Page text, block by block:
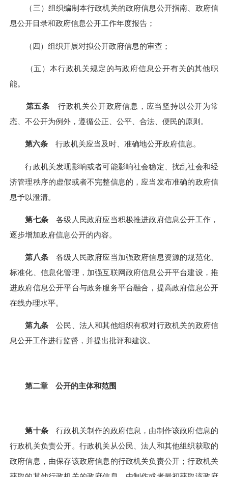
（三）组织编制本行政机关的政府信息公开指南、政府信
息公开目录和政府信息公开工作年度报告；
（四）组织开展对拟公开政府信息的审查；
（五）本行政机关规定的与政府信息公开有关的其他职
能。
第五条 行政机关公开政府信息，应当坚持以公开为常
态、不公开为例外，遵循公正、公平、合法、便民的原则。
第六条 行政机关应当及时、准确地公开政府信息。
行政机关发现影响或者可能影响社会稳定、扰乱社会和经
济管理秩序的虚假或者不完整信息的，应当发布准确的政府信
息予以澄清。
第七条各级人民政府应当积极推进政府信息公开工作，
逐步增加政府信息公开的内容。
第八条各级人民政府应当加强政府信息资源的规范化、
标准化、信息化管理，加强互联网政府信息公开平台建设，推
进政府信息公开平台与政务服务平台融合，提高政府信息公开
在线办理水平。
第九条公民、法人和其他组织有权对行政机关的政府信
息公开工作进行监督，并提出批评和建议。
第二章 公开的主体和范围
第十条行政机关制作的政府信息，由制作该政府信息的
行政机关负责公开。行政机关从公民、法人和其他组织获取的
政府信息，由保存该政府信息的行政机关负责公开；行政机关